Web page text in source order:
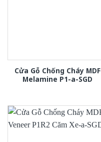
Cửa Gỗ Chống Cháy MDF
Melamine P1-a-SGD